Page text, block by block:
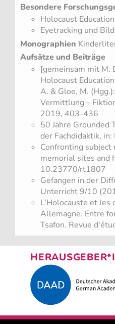
Besondere
Holocaust
Eyetracking und
Monographien
Aufsätze und Beiträge
[gemeinsam mit M.
Holocaust
A. & Gloe, M.
Vermittlung –
2019, 403-436
50 Jahre Grounded
der Fachdidaktik,
Confronting
memorial sites and
10.23770/rt1807
Gefangen in der
Unterricht 9/10
L’Holocauste et les
Allemagne. Entre
Tsafon. Revue